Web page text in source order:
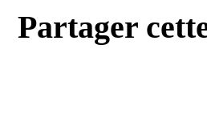
Partager